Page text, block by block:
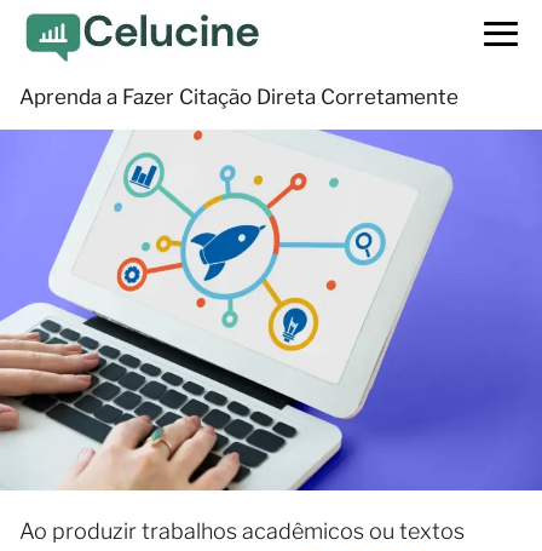
Aprenda a Fazer Citação Direta Corretamente
Ao produzir trabalhos acadêmicos ou textos